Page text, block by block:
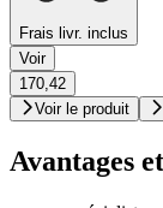
Frais livr. inclus
Voir
170,42
Voir le produit
Avantages